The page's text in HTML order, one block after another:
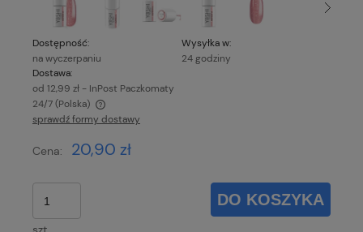
Dostępność:
na wyczerpaniu
Wysyłka w:
24 godziny
Dostawa:
od 12,99 zł - InPost Paczkomaty
24/7(Polska)
Cena nie zawiera ewentualnych kosztów płatności
sprawdź formy dostawy
Cena: 20,90 zł
DO KOSZYKA